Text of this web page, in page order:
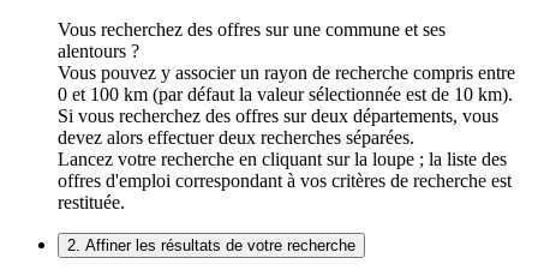
Vous recherchez des offres sur une commune et ses
alentours ?
Vous pouvez y associer un rayon de recherche compris entre
0 et 100 km (par défaut la valeur sélectionnée est de 10 km).
Si vous recherchez des offres sur deux départements, vous
devez alors effectuer deux recherches séparées.
Lancez votre recherche en cliquant sur la loupe ; la liste des
offres d'emploi correspondant à vos critères de recherche est
restituée.
2. Affiner les résultats de votre recherche